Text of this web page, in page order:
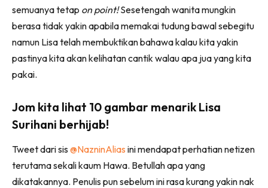
semuanya tetap on point!Sesetengah wanita mungkin
berasa tidak yakin apabila memakai tudung bawal sebegitu
namun Lisa telah membuktikan bahawa kalau kita yakin
pastinya kita akan kelihatan cantik walau apa jua yang kita
pakai.
Jom kita lihat 10 gambar menarik Lisa
Surihani berhijab!
Tweet dari sis @NazninAlias ini mendapat perhatian netizen
terutama sekali kaum Hawa. Betullah apa yang
dikatakannya. Penulis pun sebelum ini rasa kurang yakin nak